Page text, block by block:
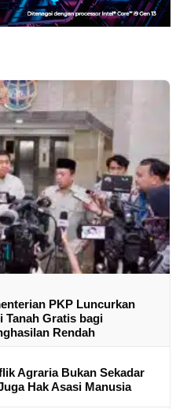
PKP Luncurkan
Tanah Gratis bagi
Rendah
Agraria Bukan Sekadar
Hak Asasi Manusia